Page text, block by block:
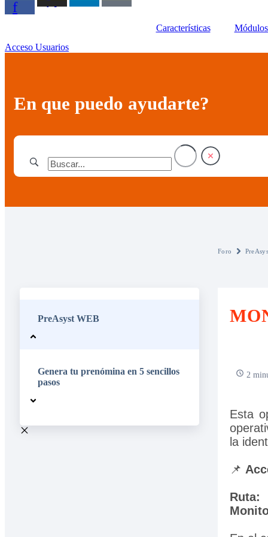
f
Características
Acceso Usuarios
En que puedo ayudarte?
PreAsyst WEB
Genera tu prenómina en 5 sencillos
pasos
Foro
2
Esta
la
📌
Ruta: